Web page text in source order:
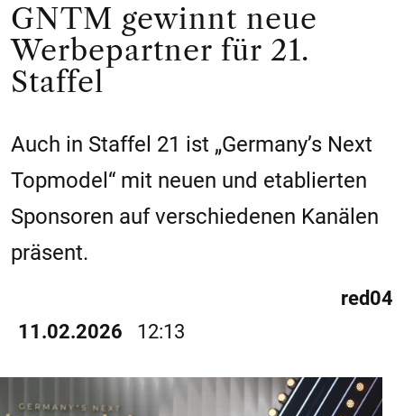
GNTM gewinnt neue
Werbepartner für 21.
Staffel
Auch in Staffel 21 ist „Germany’s Next
Topmodel“ mit neuen und etablierten
Sponsoren auf verschiedenen Kanälen
präsent.
11.02.2026 12:13
red04